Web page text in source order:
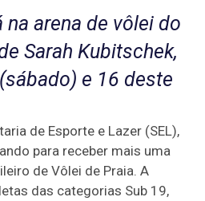
na arena de vôlei do
Sarah Kubitschek,
e 16 deste
de Esporte e Lazer (SEL),
para receber mais uma
de Vôlei de Praia. A
das categorias Sub 19,